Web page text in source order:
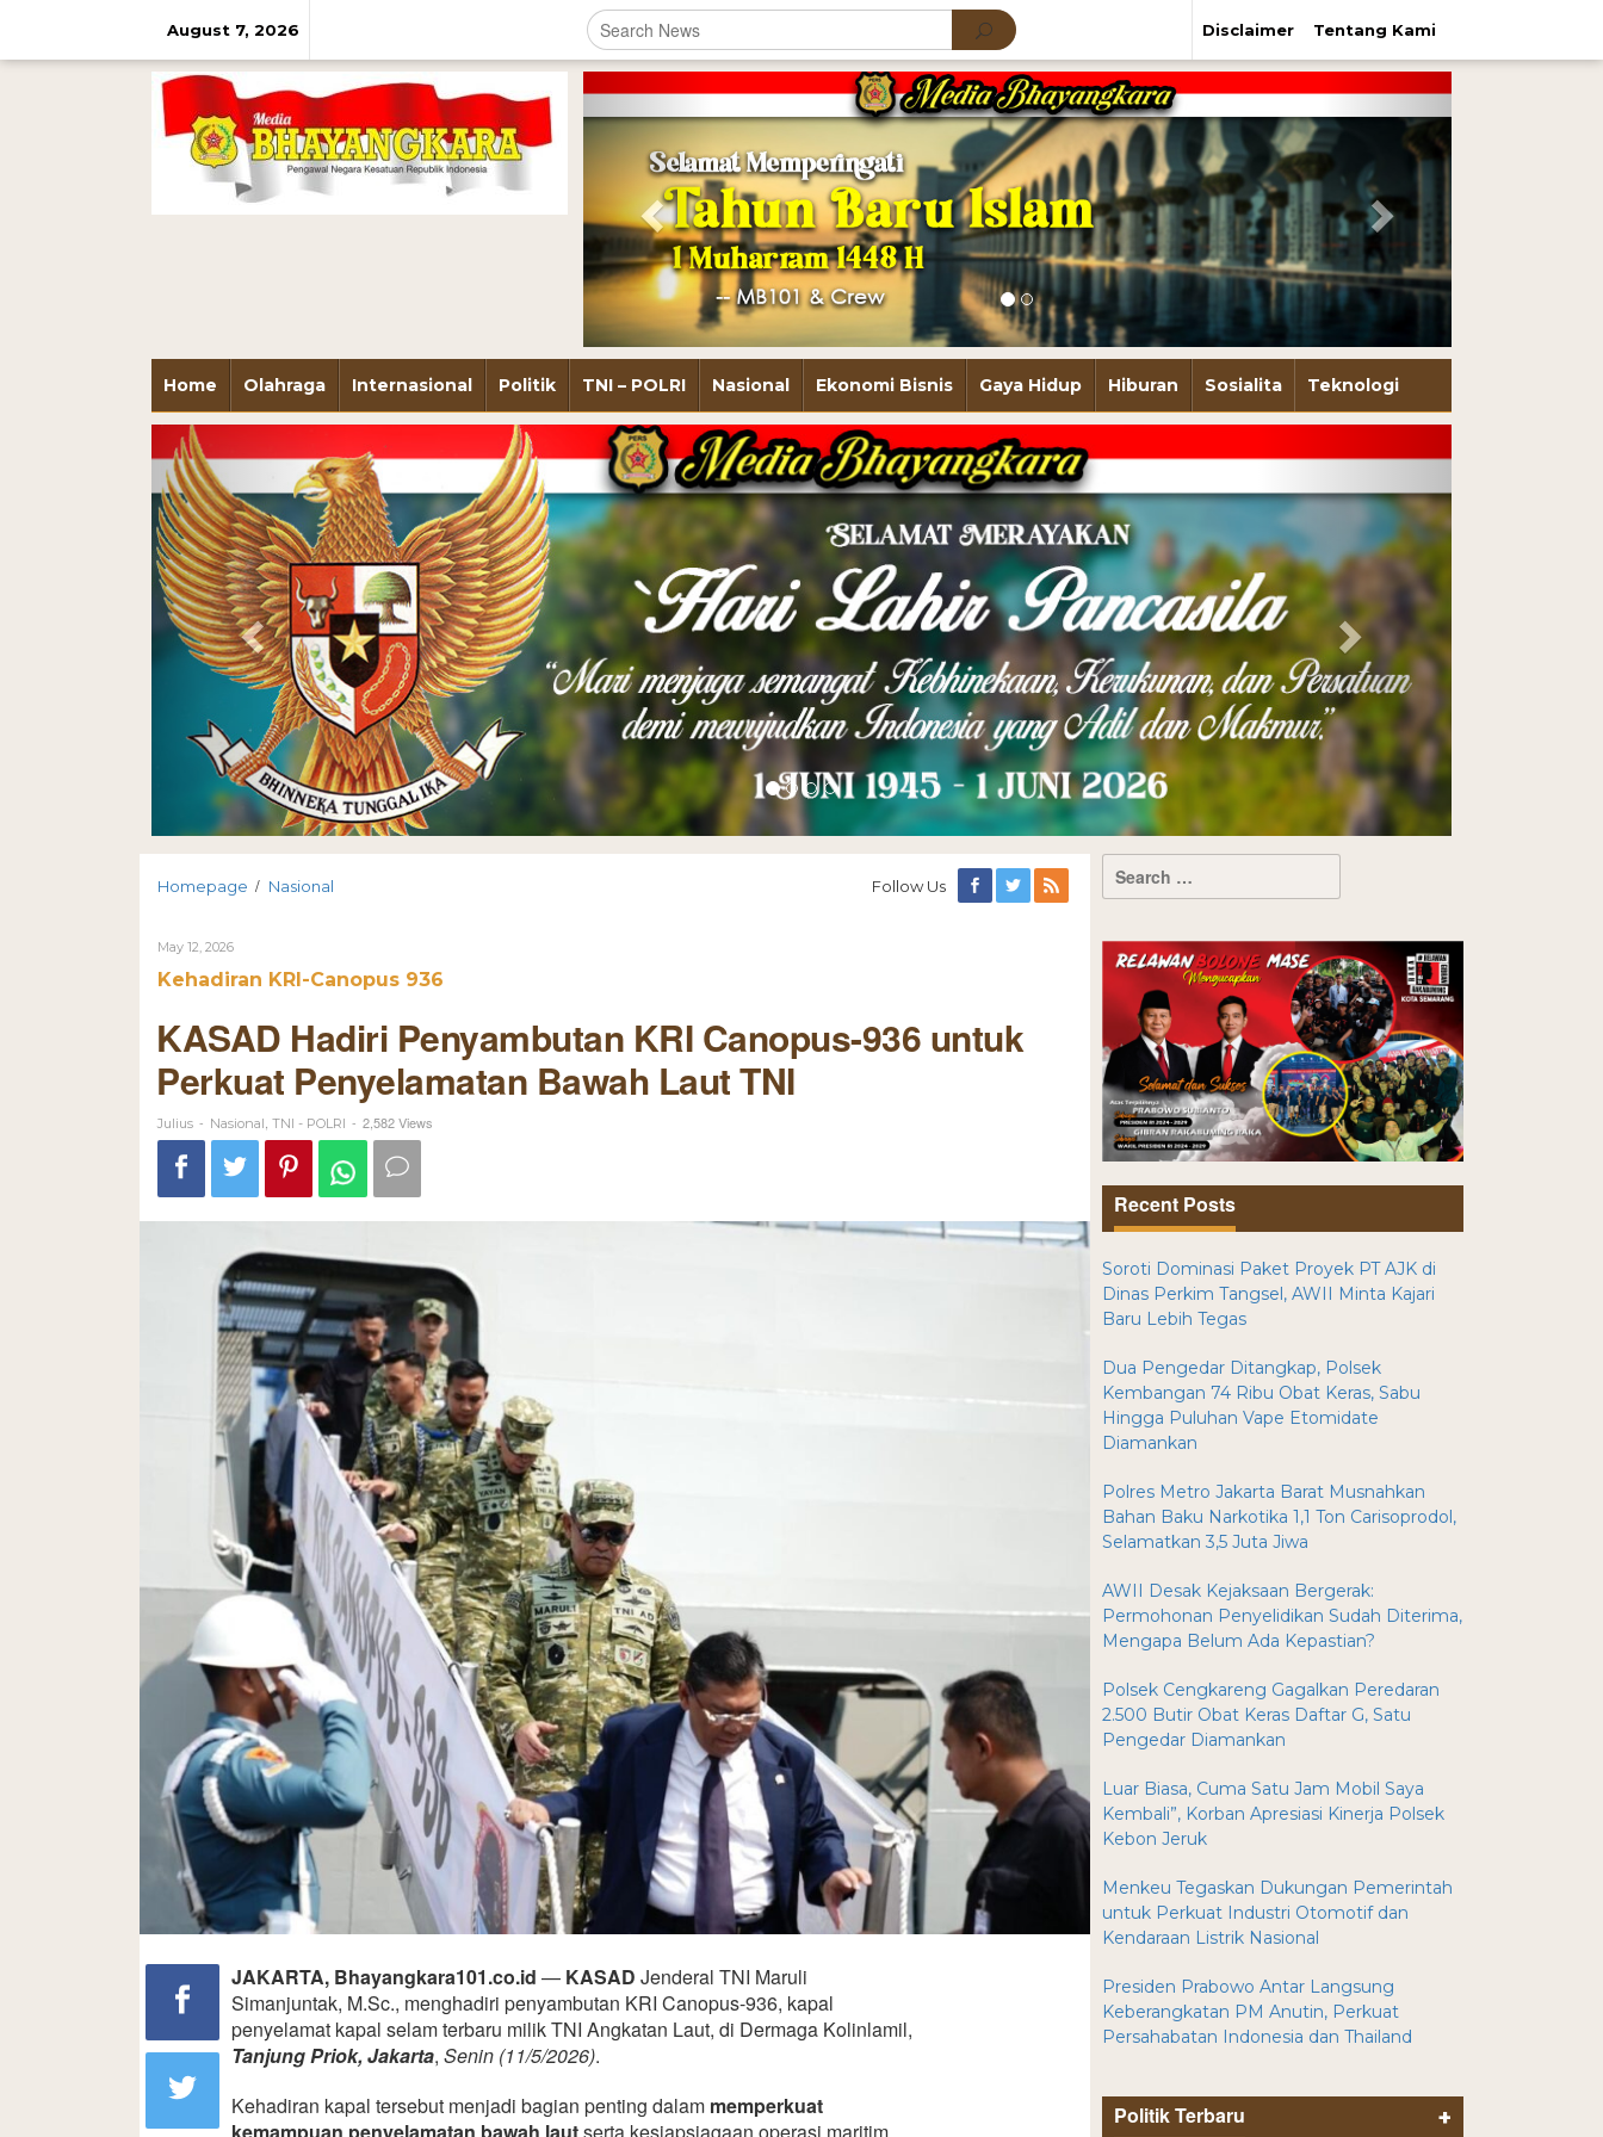
August 7, 2026 Disclaimer Tentang Kami
Previous Next
Home Olahraga Internasional Politik TNI – POLRI Nasional Ekonomi Bisnis Gaya Hidup Hiburan Sosialita Teknologi
Homepage / Nasional Follow Us
May 12, 2026
Kehadiran KRI-Canopus 936
KASAD Hadiri Penyambutan KRI Canopus-936 untuk
Perkuat Penyelamatan Bawah Laut TNI
Julius - Nasional TNI - POLRI - 2,582 Views
JAKARTA, Bhayangkara101.co.id — KASAD Jenderal TNI Maruli
Simanjuntak, M.Sc., menghadiri penyambutan KRI Canopus-936, kapal
penyelamat kapal selam terbaru milik TNI Angkatan Laut, di Dermaga Kolinlamil,
Tanjung Priok, Jakarta, Senin (11/5/2026).
Kehadiran kapal tersebut menjadi bagian penting dalam memperkuat
kemampuan penyelamatan bawah lautserta kesiapsiagaan operasi maritim
Recent Posts
Soroti Dominasi Paket Proyek PT AJK di
Dinas Perkim Tangsel, AWII Minta Kajari
Baru Lebih Tegas
Dua Pengedar Ditangkap, Polsek
Kembangan 74 Ribu Obat Keras, Sabu
Hingga Puluhan Vape Etomidate
Diamankan
Polres Metro Jakarta Barat Musnahkan
Bahan Baku Narkotika 1,1 Ton Carisoprodol,
Selamatkan 3,5 Juta Jiwa
AWII Desak Kejaksaan Bergerak:
Permohonan Penyelidikan Sudah Diterima,
Mengapa Belum Ada Kepastian?
Polsek Cengkareng Gagalkan Peredaran
2.500 Butir Obat Keras Daftar G, Satu
Pengedar Diamankan
Luar Biasa, Cuma Satu Jam Mobil Saya
Kembali”, Korban Apresiasi Kinerja Polsek
Kebon Jeruk
Menkeu Tegaskan Dukungan Pemerintah
untuk Perkuat Industri Otomotif dan
Kendaraan Listrik Nasional
Presiden Prabowo Antar Langsung
Keberangkatan PM Anutin, Perkuat
Persahabatan Indonesia dan Thailand
Politik Terbaru +